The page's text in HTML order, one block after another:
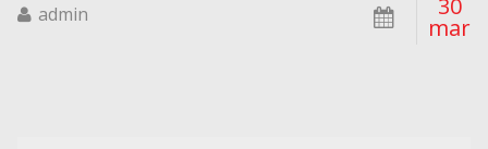
30
mar
admin